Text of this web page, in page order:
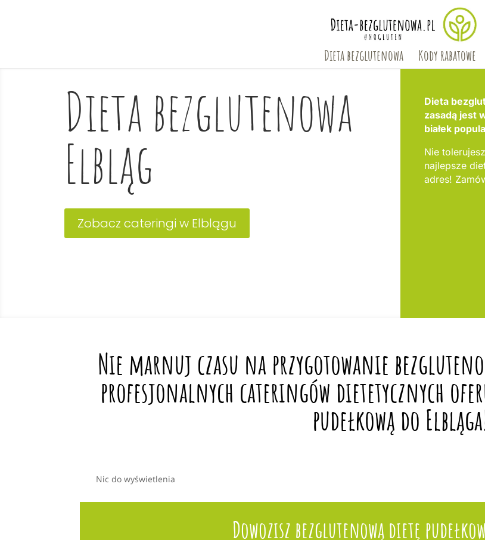
Dieta bezglutenowa Kody rabatowe
Dieta bezglutenowa
Elbląg
Zobacz cateringi w Elblągu
Dieta
zasadą jest
białek
Nie
najlepsze
adres!
Nie marnuj czasu na przygotowanie
profesjonalnych cateringów dietetycznych
pudełkową do
Nic do wyświetlenia
Dowozisz bezglutenową dietę